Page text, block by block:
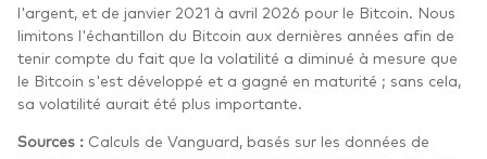
l'argent, et de janvier 2021 à avril 2026 pour le Bitcoin. Nous
limitons l'échantillon du Bitcoin aux dernières années afin de
tenir compte du fait que la volatilité a diminué à mesure que
le Bitcoin s'est développé et a gagné en maturité ; sans cela,
sa volatilité aurait été plus importante.
Sources : Calculs de Vanguard, basés sur les données de